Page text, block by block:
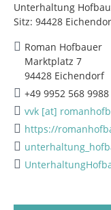
Unterhaltung
Sitz: 94428
Roman Hofbauer
Marktplatz 7
94428 Eichendorf
+49 9952 568 9988
vvk [at]
https://